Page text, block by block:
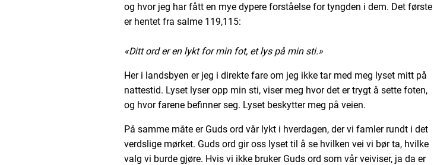
og hvor jeg har fått en mye dypere forståelse for tyngden i dem. Det første
er hentet fra salme 119,115:
«Ditt ord er en lykt for min fot, et lys på min sti.»
Her i landsbyen er jeg i direkte fare om jeg ikke tar med meg lyset mitt på
nattestid. Lyset lyser opp min sti, viser meg hvor det er trygt å sette foten,
og hvor farene befinner seg. Lyset beskytter meg på veien.
På samme måte er Guds ord vår lykt i hverdagen, der vi famler rundt i det
verdslige mørket. Guds ord gir oss lyset til å se hvilken vei vi bør ta, hvilke
valg vi burde gjøre. Hvis vi ikke bruker Guds ord som vår veiviser, ja da er